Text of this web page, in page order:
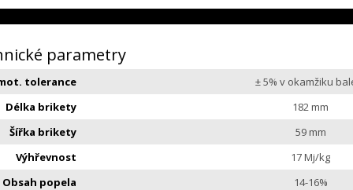
parametry
tolerance
± 5% v okamžiku
Délka brikety
182 mm
Šířka brikety
59 mm
Výhřevnost
17 Mj/kg
Obsah popela
14-16%